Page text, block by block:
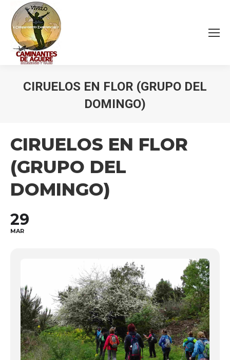
CIRUELOS EN FLOR (GRUPO DEL
DOMINGO)
CIRUELOS EN FLOR
(GRUPO DEL
DOMINGO)
29
MAR